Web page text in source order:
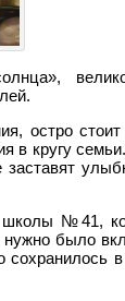
остро
в кругу
школы №41,
нужно было
сохранилось